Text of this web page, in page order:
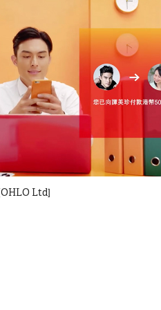
Ltd]